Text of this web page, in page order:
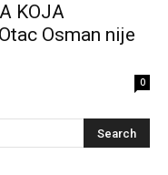
KOJA
Osman nije
0